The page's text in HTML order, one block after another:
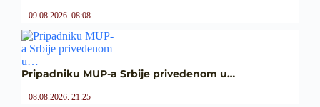
09.08.2026. 08:08
Pripadniku MUP-a Srbije privedenom u…
08.08.2026. 21:25